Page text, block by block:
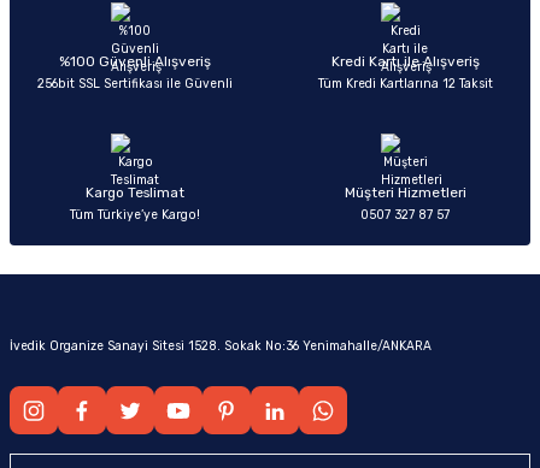
%100 Güvenli Alışveriş
256bit SSL Sertifikası ile Güvenli
Kredi Kartı ile Alışveriş
Tüm Kredi Kartlarına 12 Taksit
Kargo Teslimat
Tüm Türkiye’ye Kargo!
Müşteri Hizmetleri
0507 327 87 57
İvedik Organize Sanayi Sitesi 1528. Sokak No:36 Yenimahalle/ANKARA